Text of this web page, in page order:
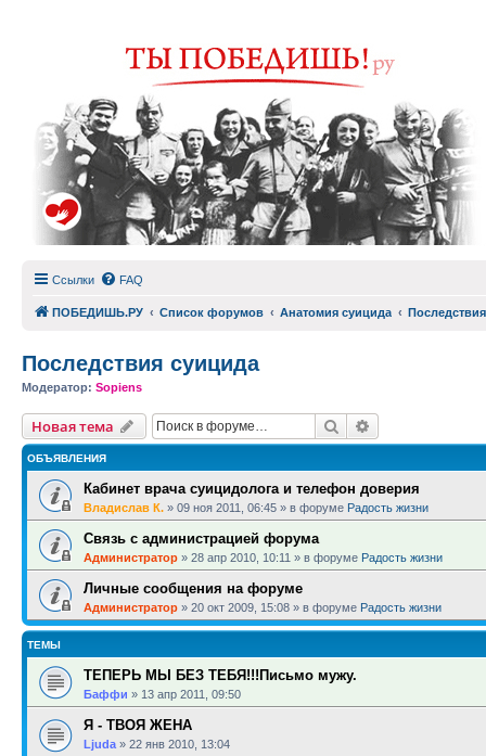
Ссылки FAQ
ПОБЕДИШЬ.РУ Список форумов Анатомия суицида
Последствия суицида
Модератор: Sopiens
Новая тема Поиск
ОБЪЯВЛЕНИЯ
Кабинет врача суицидолога и телефон доверия
Владислав К. » 09 ноя 2011, 06:45 » в форуме Радость жизни
Связь с администрацией форума
Администратор » 28 апр 2010, 10:11 » в форуме Радость жизни
Личные сообщения на форуме
Администратор » 20 окт 2009, 15:08 » в форуме Радость жизни
ТЕМЫ
ТЕПЕРЬ МЫ БЕЗ ТЕБЯ!!!Письмо мужу.
Баффи » 13 апр 2011, 09:50
Я - ТВОЯ ЖЕНА
Ljuda » 22 янв 2010, 13:04